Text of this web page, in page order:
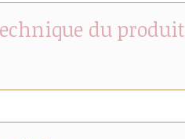
du produit